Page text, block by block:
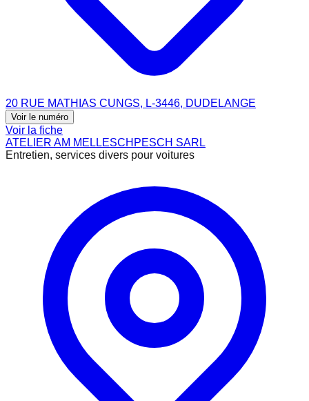
20 RUE MATHIAS CUNGS, L-3446, DUDELANGE
Voir le numéro
Voir la fiche
ATELIER AM MELLESCHPESCH SARL
Entretien, services divers pour voitures